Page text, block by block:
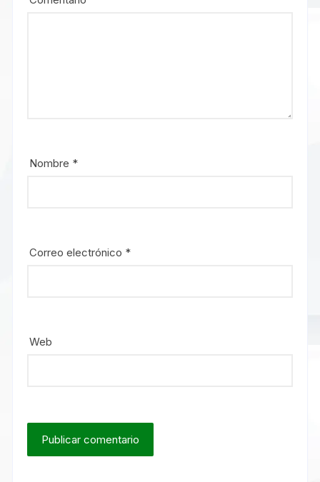
Nombre *
Correo electrónico *
Web